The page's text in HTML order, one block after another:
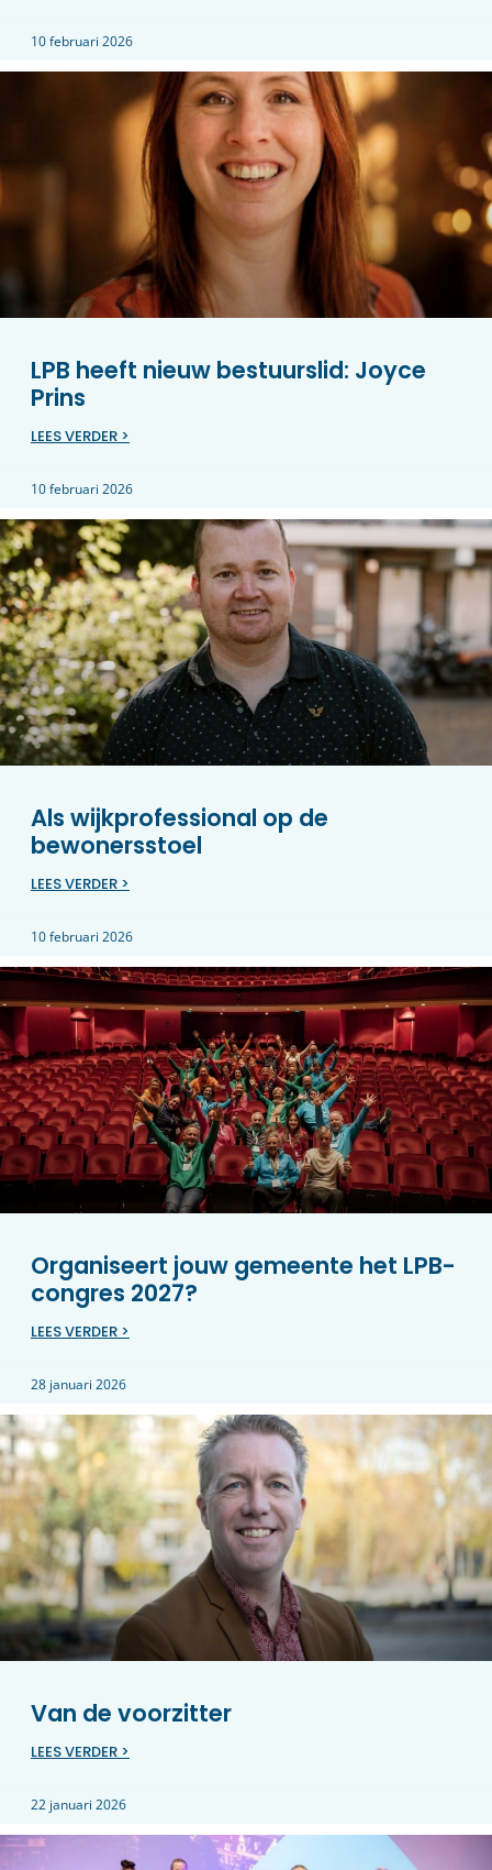
10 februari 2026
LPB heeft nieuw bestuurslid: Joyce
Prins
LEES VERDER >
10 februari 2026
Als wijkprofessional op de
bewonersstoel
LEES VERDER >
10 februari 2026
Organiseert jouw gemeente het LPB-
congres 2027?
LEES VERDER >
28 januari 2026
Van de voorzitter
LEES VERDER >
22 januari 2026